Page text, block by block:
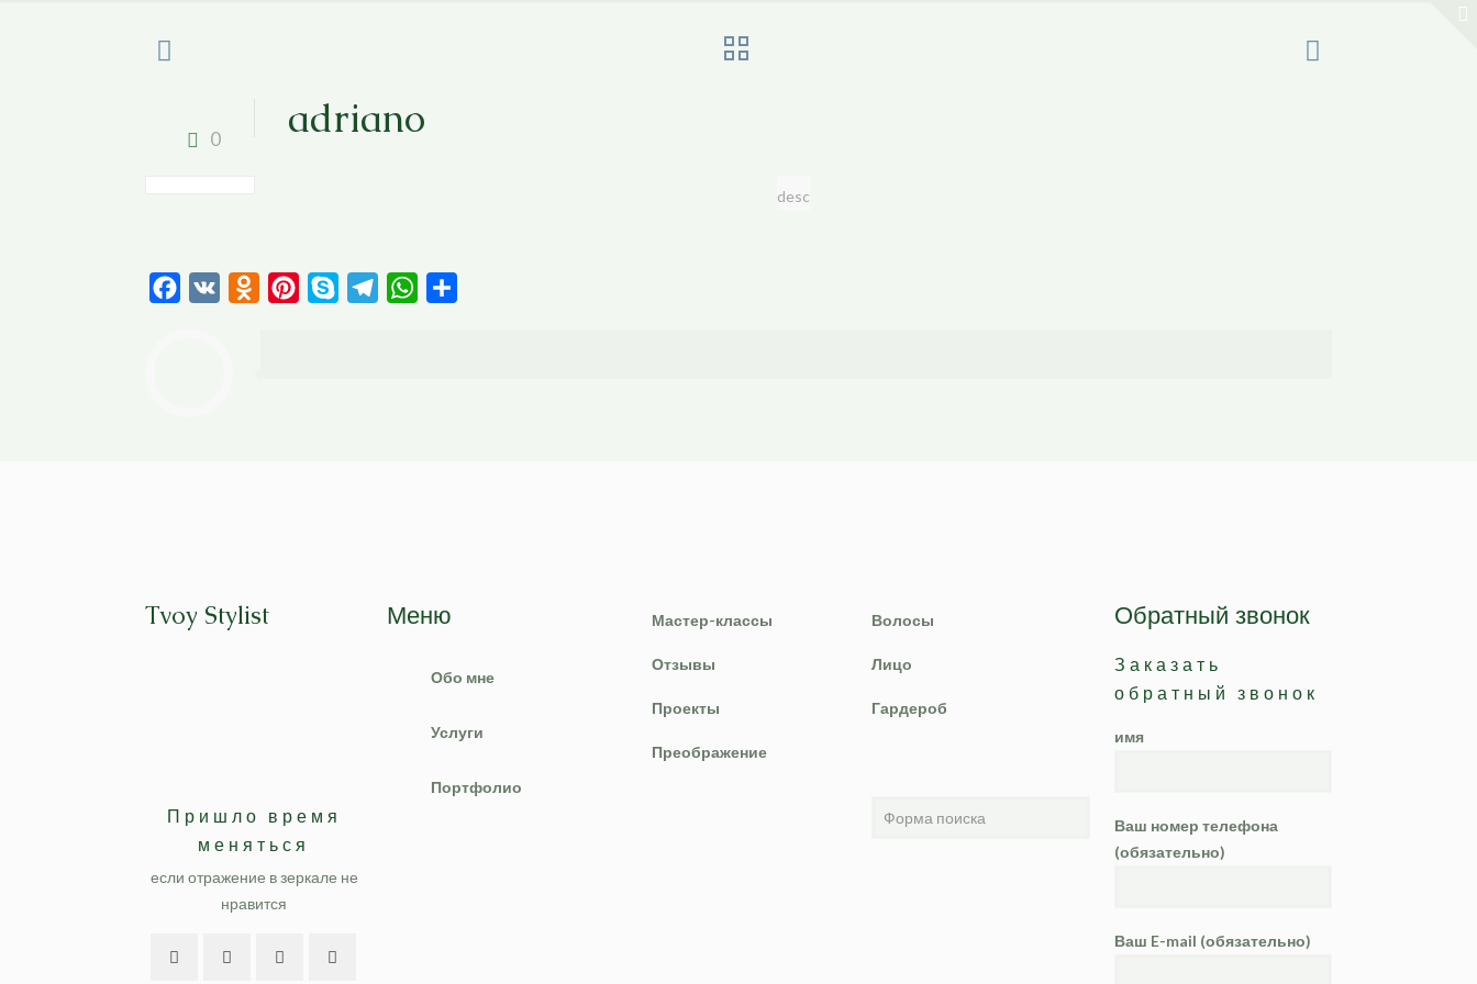
0 adriano
desc
Facebook
VK Odnoklassniki
Pinterest
Skype TelegramWhatsApp
Tvoy Stylist
Пришло время
меняться
если отражение в зеркале не
нравится
Меню
Обо мне
Услуги
Портфолио
Мастер-классы
Отзывы
Проекты
Преображение
Волосы
Лицо
Гардероб
Обратный звонок
Заказать
обратный звонок
имя
Ваш номер телефона
(обязательно)
Ваш E-mail (обязательно)